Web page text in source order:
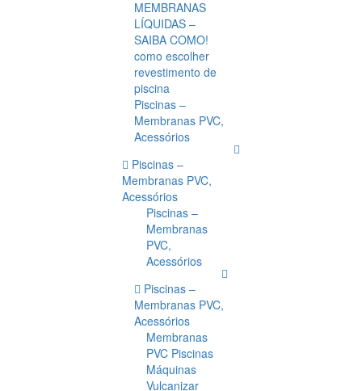
MEMBRANAS
LÍQUIDAS –
SAIBA COMO!
como escolher
revestimento de
piscina
Piscinas –
Membranas PVC,
Acessórios
Piscinas –
Membranas PVC,
Acessórios
Piscinas –
Membranas
PVC,
Acessórios
Piscinas –
Membranas PVC,
Acessórios
Membranas
PVC Piscinas
Máquinas
Vulcanizar